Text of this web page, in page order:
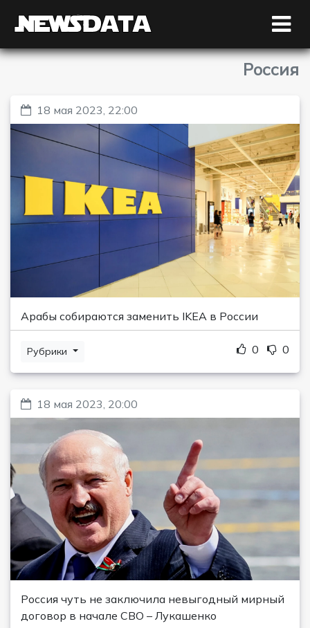
Россия
18 мая 2023, 22:00
Арабы собираются заменить IKEA в России
Рубрики 0 0
18 мая 2023, 20:00
Россия чуть не заключила невыгодный мирный
договор в начале СВО – Лукашенко